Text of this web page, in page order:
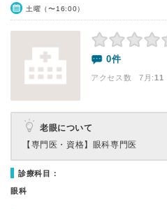
土曜（〜16:00）
0件
アクセス数 7月:11
老眼について
【専門医・資格】 眼科専門医
診療科目：
眼科